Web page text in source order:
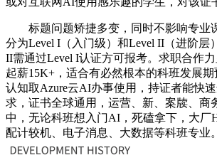
标题问题矫捷多变，同时不影响专业
分为Level I（入门级）和Level II（进阶层
II需通过Level I认证方可报考。求职合作
起薪15K+，适合有必然根本的科班发展
认知取Azure云AI办事使用，持证者能快
求，证书全球通用，运营、新、案牍、商
中，无论科班想入门AI，死磕拿下，大厂
配计较机、电子消息、大数据等科班专业。